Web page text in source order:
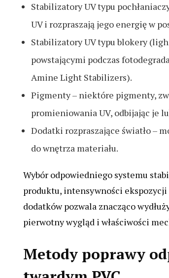
Stabilizatory UV typu
UV i rozpraszają jego energię w
Stabilizatory UV typu blokery
powstającymi podczas
Amine Light Stabilizers).
Pigmenty – niektóre pigmenty,
promieniowania UV, odbijając je
Dodatki rozpraszające światło –
do wnętrza materiału.
Wybór odpowiedniego systemu
produktu, intensywności ekspozycji
dodatków pozwala znacząco
pierwotny wygląd i właściwości
Metody poprawy